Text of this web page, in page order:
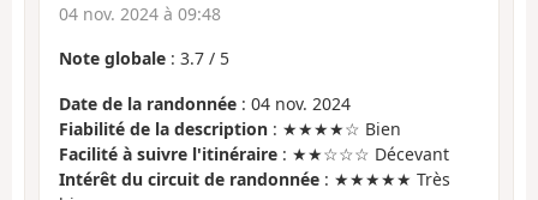
04 nov. 2024 à 09:48
Note globale : 3.7 / 5
Date de la randonnée : 04 nov. 2024
Fiabilité de la description : ★★★★☆ Bien
Facilité à suivre l'itinéraire : ★★☆☆☆ Décevant
Intérêt du circuit de randonnée : ★★★★★ Très